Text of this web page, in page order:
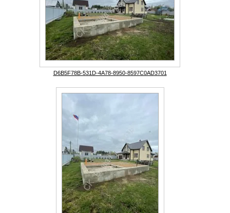
D6B5F78B-531D-4A78-8950-8597C0AD3701